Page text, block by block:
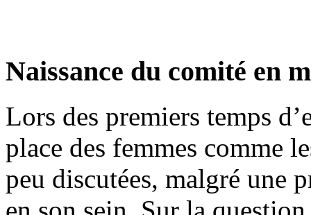
Naissance du comité en
Lors des premiers temps
place des femmes comme
peu discutées, malgré une